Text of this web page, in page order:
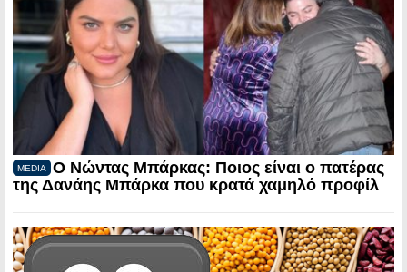
MEDIA
Ο Νώντας Μπάρκας: Ποιος είναι ο πατέρας
της Δανάης Μπάρκα που κρατά χαμηλό προφίλ